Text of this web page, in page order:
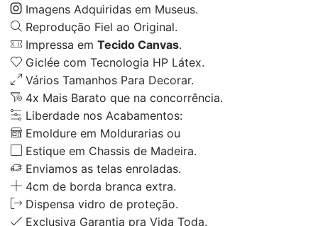
Imagens Adquiridas em Museus.
Reprodução Fiel ao Original.
Impressa em Tecido Canvas.
Giclée com Tecnologia HP Látex.
Vários Tamanhos Para Decorar.
4x Mais Barato que na concorrência.
Liberdade nos Acabamentos:
Emoldure em Moldurarias ou
Estique em Chassis de Madeira.
Enviamos as telas enroladas.
4cm de borda branca extra.
Dispensa vidro de proteção.
Exclusiva Garantia pra Vida Toda.